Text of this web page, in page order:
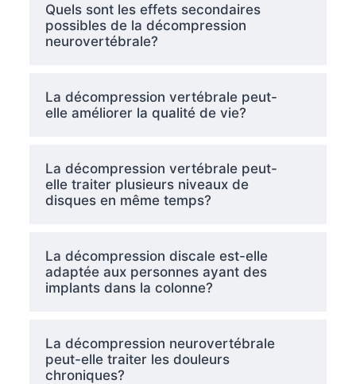
Quels sont les effets secondaires
possibles de la décompression
neurovertébrale?
La décompression vertébrale peut-
elle améliorer la qualité de vie?
La décompression vertébrale peut-
elle traiter plusieurs niveaux de
disques en même temps?
La décompression discale est-elle
adaptée aux personnes ayant des
implants dans la colonne?
La décompression neurovertébrale
peut-elle traiter les douleurs
chroniques?